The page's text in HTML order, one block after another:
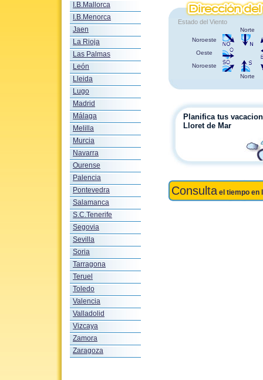
I.B.Mallorca
I.B.Menorca
Jaen
La Rioja
Las Palmas
León
Lleida
Lugo
Madrid
Málaga
Melilla
Murcia
Navarra
Ourense
Palencia
Pontevedra
Salamanca
S.C.Tenerife
Segovia
Sevilla
Soria
Tarragona
Teruel
Toledo
Valencia
Valladolid
Vizcaya
Zamora
Zaragoza
Estado del Viento
Norte
Noroeste
Oeste
Noroeste
Norte
Planifica tus
Lloret de Mar
Consulta el tiempo en